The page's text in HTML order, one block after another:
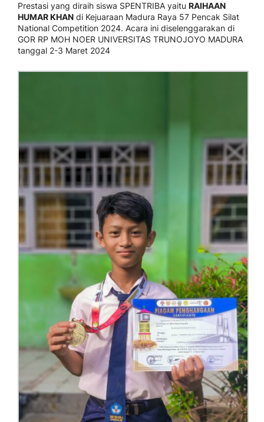
Prestasi yang diraih siswa SPENTRIBA yaitu RAIHAAN
HUMAR KHAN di Kejuaraan Madura Raya 57 Pencak Silat
National Competition 2024. Acara ini diselenggarakan di
GOR RP MOH NOER UNIVERSITAS TRUNOJOYO MADURA
tanggal 2-3 Maret 2024